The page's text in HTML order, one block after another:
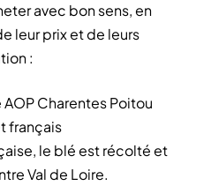
avec bon sens, en
leur prix et de leurs
:
Charentes Poitou
français
le blé est récolté et
Val de Loire.